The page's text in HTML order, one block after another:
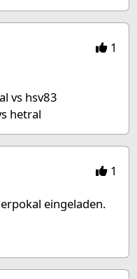
1
vs hsv83
hetral
1
eingeladen.